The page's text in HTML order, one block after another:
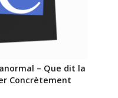
– Que dit la
Concrètement